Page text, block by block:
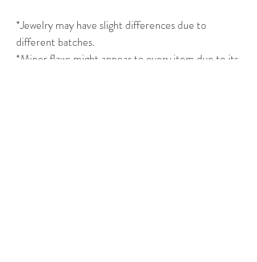
*Jewelry may have slight differences due to
different batches.
*Minor flaws might appear to every item due to its